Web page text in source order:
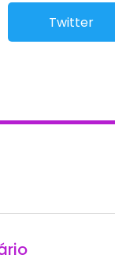
Twitter